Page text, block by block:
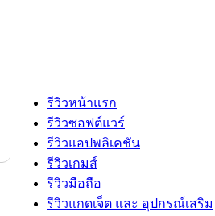
รีวิวหน้าแรก
รีวิวซอฟต์แวร์
รีวิวแอปพลิเคชัน
รีวิวเกมส์
รีวิวมือถือ
รีวิวแกดเจ็ต และ อุปกรณ์เสริม